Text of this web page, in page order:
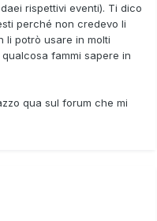
rispettivi eventi). Ti dico
perché non credevo li
li potrò usare in molti
fammi sapere in
qua sul forum che mi